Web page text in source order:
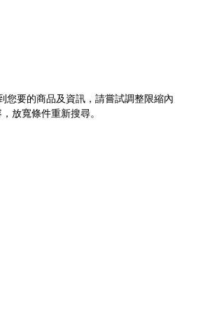
您要的商品及資訊，請嘗試調整限縮內
放寬條件重新搜尋。